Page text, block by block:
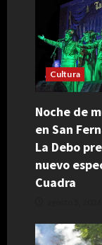
Cultura
Noche de
en San
La Debo
nuevo
Cuadra